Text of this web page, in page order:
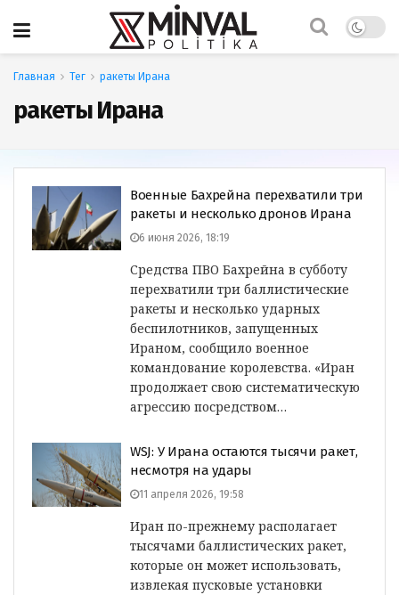
Главная Тег ракеты Ирана
ракеты Ирана
Военные Бахрейна перехватили три
ракеты и несколько дронов Ирана
6 июня 2026, 18:19
Средства ПВО Бахрейна в субботу
перехватили три баллистические
ракеты и несколько ударных
беспилотников, запущенных
Ираном, сообщило военное
командование королевства. «Иран
продолжает свою систематическую
агрессию посредством…
WSJ: У Ирана остаются тысячи ракет,
несмотря на удары
11 апреля 2026, 19:58
Иран по-прежнему располагает
тысячами баллистических ракет,
которые он может использовать,
извлекая пусковые установки